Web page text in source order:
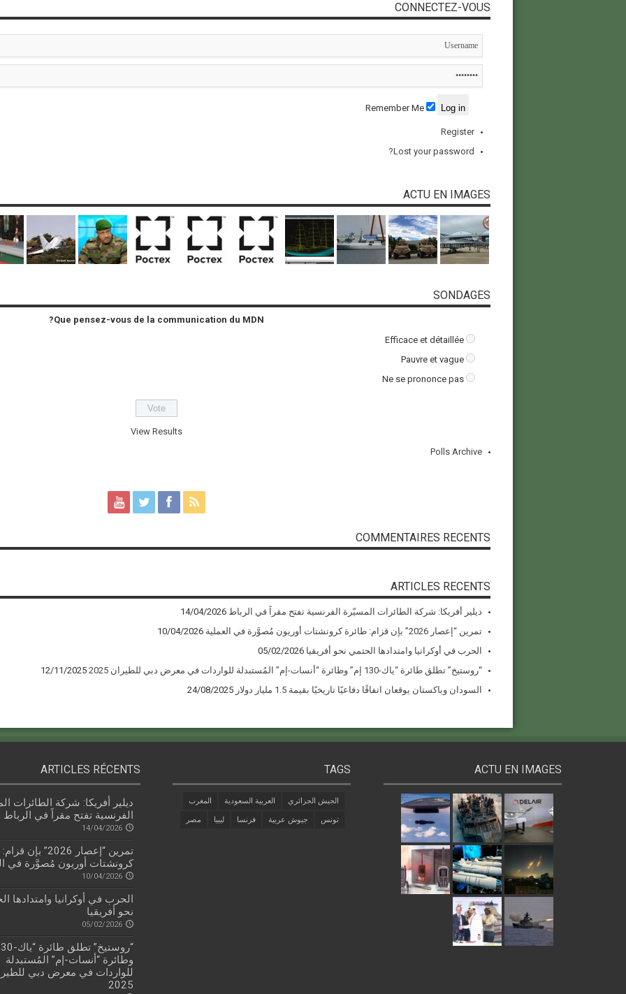
CONNECTEZ-VOUS
Remember Me
Register
Lost your password?
ACTU EN IMAGES
SONDAGES
Que pensez-vous de la communication du MDN?
Efficace et détaillée
Pauvre et vague
Ne se prononce pas
View Results
Polls Archive
COMMENTAIRES RECENTS
ARTICLES RECENTS
ديلير أفريكا: شركة الطائرات المسيّرة الفرنسية تفتح مقراً في الرباط 14/04/2026
تمرين “إعصار 2026” بإن قزام: طائرة كرونشتات أوريون مُصوَّرة في العملية
10/04/2026
الحرب في أوكرانيا وامتدادها الحتمي نحو أفريقيا 05/02/2026
“روستيخ” تطلق طائرة “ياك-130 إم” وطائرة “أنسات-إم” المُستبدلة للواردات في معرض دبي للطيران 2025
12/11/2025
السودان وباكستان يوقعان اتفاقًا دفاعيًا تاريخيًا بقيمة 1.5 مليار دولار
24/08/2025
ACTU EN IMAGES
TAGS
الجيش الجزائري العربية السعودية المغرب
تونس جيوش عربية فرنسا ليبيا مصر
ARTICLES RÉCENTS
ديلير أفريكا: شركة الطائرات
الفرنسية تفتح مقراً في الرباط
14/04/2026
تمرين “إعصار 2026”
كرونشتات أوريون مُصوَّرة في
10/04/2026
الحرب في أوكرانيا وامتدادها
نحو أفريقيا
05/02/2026
وطائرة “أنسات-إم” المُستبدلة
للواردات في معرض دبي
2025